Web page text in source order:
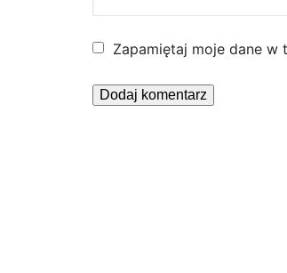
Zapamiętaj moje dane w